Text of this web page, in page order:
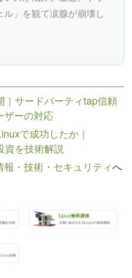
」を観て涙腺が崩壊し
｜サードパーティtap信頼
ザーの対応
で成功したか｜
を技術解説
報・技術・セキュリティへ